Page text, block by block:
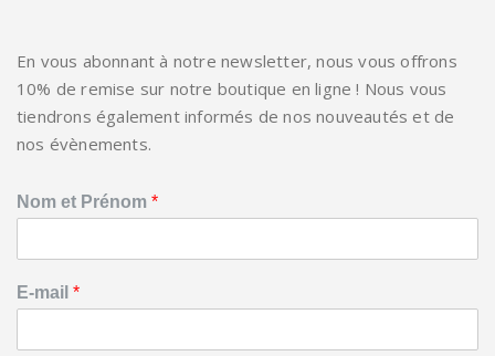
En vous abonnant à notre newsletter, nous vous offrons
10% de remise sur notre boutique en ligne ! Nous vous
tiendrons également informés de nos nouveautés et de
nos évènements.
Nom et Prénom *
E-mail *